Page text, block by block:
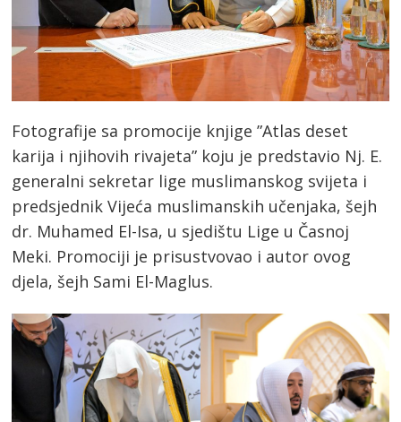
Fotografije sa promocije knjige ”Atlas deset
karija i njihovih rivajeta” koju je predstavio Nj. E.
generalni sekretar lige muslimanskog svijeta i
predsjednik Vijeća muslimanskih učenjaka, šejh
dr. Muhamed El-Isa, u sjedištu Lige u Časnoj
Meki. Promociji je prisustvovao i autor ovog
djela, šejh Sami El-Maglus.